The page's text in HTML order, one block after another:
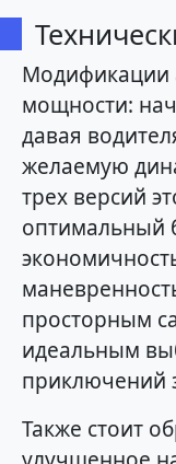
Модификации
мощности:
давая
желаемую
трех версий
оптимальный
просторным
идеальным
приключений
Также стоит